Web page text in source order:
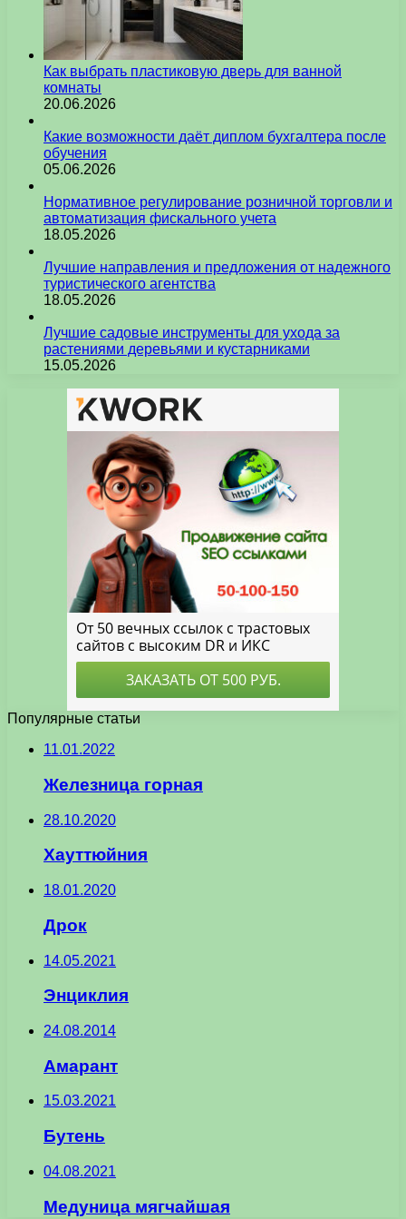
Как выбрать пластиковую дверь для ванной
комнаты
20.06.2026
Какие возможности даёт диплом бухгалтера после
обучения
05.06.2026
Нормативное регулирование розничной торговли и
автоматизация фискального учета
18.05.2026
Лучшие направления и предложения от надежного
туристического агентства
18.05.2026
Лучшие садовые инструменты для ухода за
растениями деревьями и кустарниками
15.05.2026
Популярные статьи
11.01.2022
Железница горная
28.10.2020
Хауттюйния
18.01.2020
Дрок
14.05.2021
Энциклия
24.08.2014
Амарант
15.03.2021
Бутень
04.08.2021
Медуница мягчайшая